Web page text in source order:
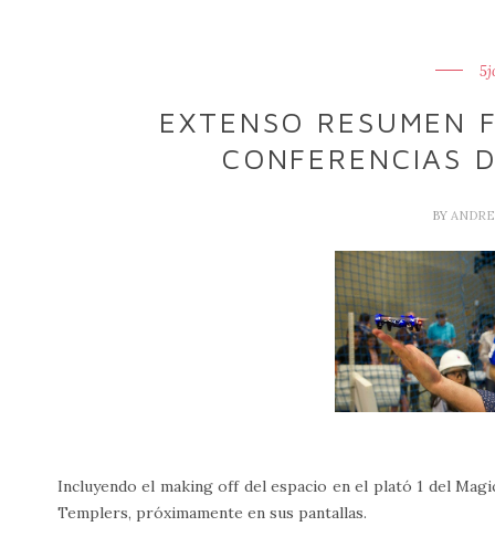
EXTENSO RESUMEN
CONFERENCIAS
BY
Incluyendo el making off del espacio en el plató 1 del
Templers, próximamente en sus pantallas.